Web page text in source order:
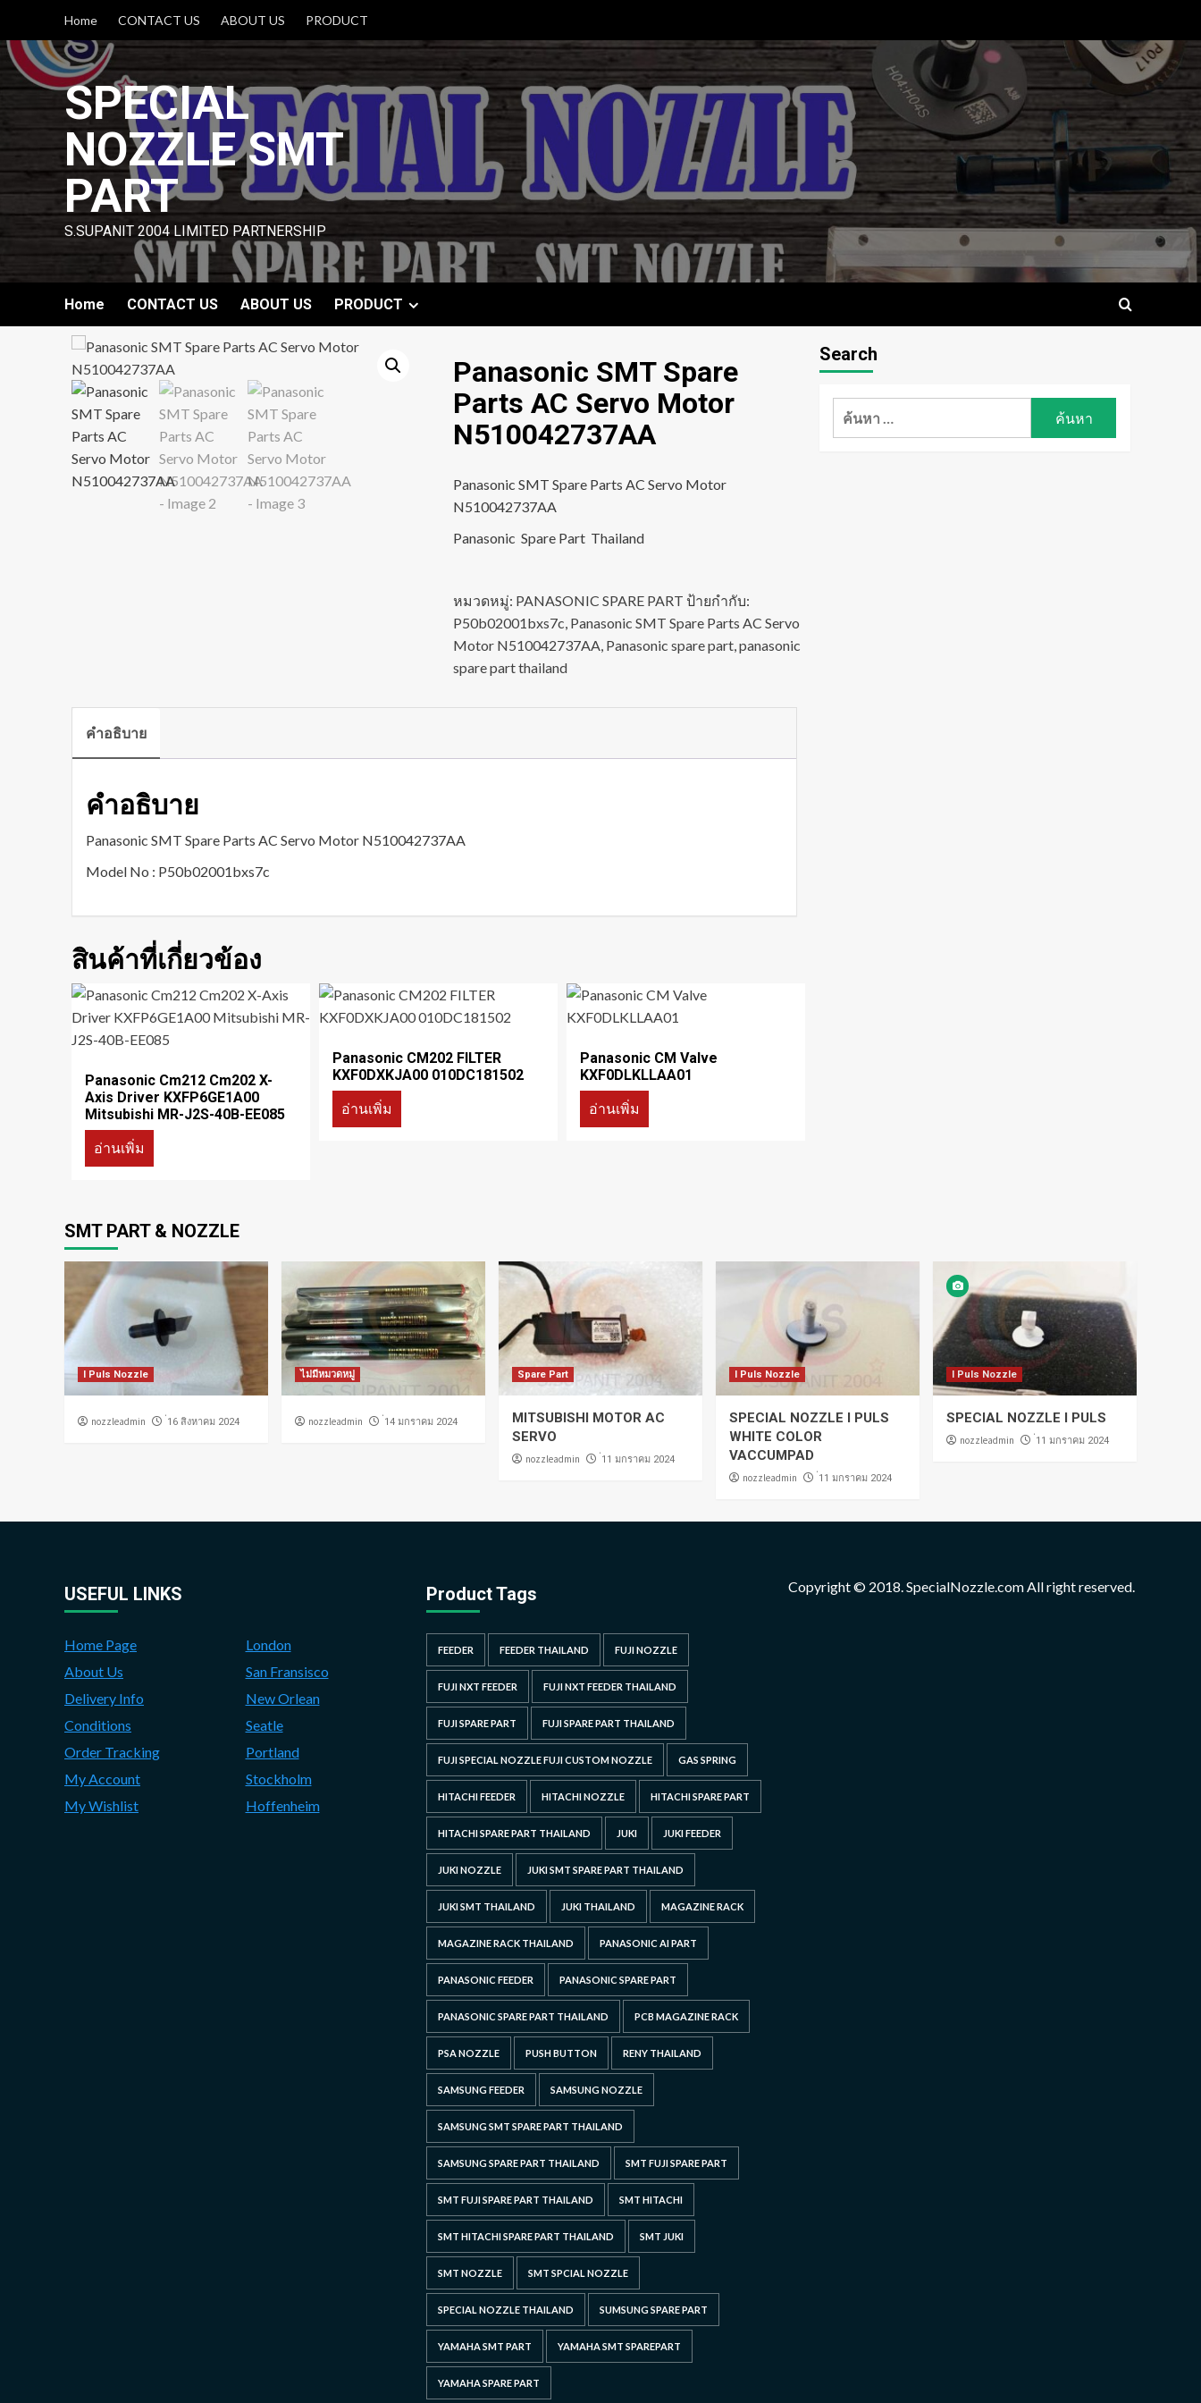
content
Home CONTACT US ABOUT US PRODUCT
SPECIAL
NOZZLE SMT
PART
S.SUPANIT 2004 LIMITED PARTNERSHIP
Home CONTACT US ABOUT US PRODUCT
Panasonic SMT Spare
Parts AC Servo Motor
N510042737AA
Panasonic SMT Spare Parts AC Servo Motor
N510042737AA
Panasonic Spare Part Thailand
หมวดหมู่: PANASONIC SPARE PART ป้ายกำกับ:
P50b02001bxs7c, Panasonic SMT Spare Parts AC Servo
Motor N510042737AA, Panasonic spare part,panasonic
spare part thailand
คำอธิบาย
คำอธิบาย
Panasonic SMT Spare Parts AC Servo Motor N510042737AA
Model No : P50b02001bxs7c
สินค้าที่เกี่ยวข้อง
Panasonic Cm212 Cm202 X-
Axis Driver KXFP6GE1A00
Mitsubishi MR-J2S-40B-EE085
อ่านเพิ่ม
Panasonic CM202 FILTER
KXF0DXKJA00 010DC181502
อ่านเพิ่ม
Panasonic CM Valve
KXF0DLKLLAA01
อ่านเพิ่ม
Search
ค้นหา
SMT PART & NOZZLE
I Puls Nozzle
nozzleadmin ่16 สิงหาคม 2024
ไม่มีหมวดหมู่
nozzleadmin ่14 มกราคม 2024
Spare Part
MITSUBISHI MOTOR AC
SERVO
nozzleadmin ่11 มกราคม 2024
I Puls Nozzle
SPECIAL NOZZLE I PULS
WHITE COLOR
VACCUMPAD
nozzleadmin ่11 มกราคม 2024
I Puls Nozzle
SPECIAL NOZZLE I PULS
nozzleadmin ่11 มกราคม 2024
USEFUL LINKS
Home Page
About Us
Delivery Info
Conditions
Order Tracking
My Account
My Wishlist
London
San Fransisco
New Orlean
Seatle
Portland
Stockholm
Hoffenheim
Product Tags
FEEDER FEEDER THAILAND FUJI NOZZLE
FUJI NXT FEEDER FUJI NXT FEEDER THAILAND
FUJI SPARE PART FUJI SPARE PART THAILAND
FUJI SPECIAL NOZZLE FUJI CUSTOM NOZZLE GAS SPRING
HITACHI FEEDER HITACHI NOZZLE HITACHI SPARE PART
HITACHI SPARE PART THAILAND JUKI JUKI FEEDER
JUKI NOZZLE JUKI SMT SPARE PART THAILAND
JUKI SMT THAILAND JUKI THAILAND MAGAZINE RACK
MAGAZINE RACK THAILAND PANASONIC AI PART
PANASONIC FEEDER PANASONIC SPARE PART
PANASONIC SPARE PART THAILAND PCB MAGAZINE RACK
PSA NOZZLE PUSH BUTTON RENY THAILAND
SAMSUNG FEEDER SAMSUNG NOZZLE
SAMSUNG SMT SPARE PART THAILAND
SAMSUNG SPARE PART THAILAND SMT FUJI SPARE PART
SMT FUJI SPARE PART THAILAND SMT HITACHI
SMT HITACHI SPARE PART THAILAND SMT JUKI
SMT NOZZLE SMT SPCIAL NOZZLE
SPECIAL NOZZLE THAILAND SUMSUNG SPARE PART
YAMAHA SMT PART YAMAHA SMT SPAREPART
YAMAHA SPARE PART
Copyright © 2018. SpecialNozzle.com All right reserved.